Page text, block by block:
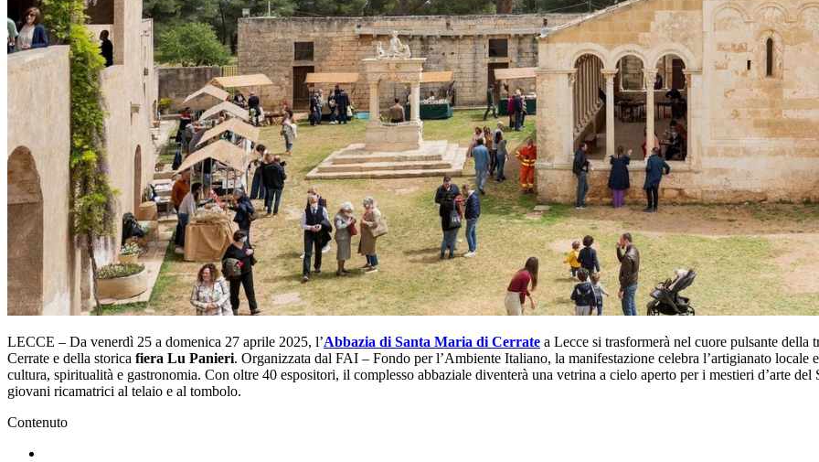
LECCE – Da venerdì 25 a domenica 27 aprile 2025, l’Abbazia di Santa Maria di Cerrate a Lecce si trasformerà nel cuore pulsante della
Cerrate e della storica fiera Lu Panieri. Organizzata dal FAI – Fondo per l’Ambiente Italiano, la manifestazione celebra l’artigianato locale
cultura, spiritualità e gastronomia. Con oltre 40 espositori, il complesso abbaziale diventerà una vetrina a cielo aperto per i mestieri d’arte
giovani ricamatrici al telaio e al tombolo.
Contenuto